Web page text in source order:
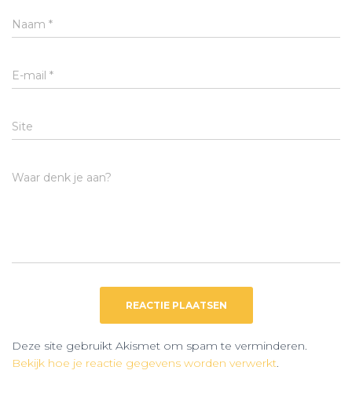
Naam *
E-mail *
Site
Waar denk je aan?
Deze site gebruikt Akismet om spam te verminderen.
Bekijk hoe je reactie gegevens worden verwerkt.